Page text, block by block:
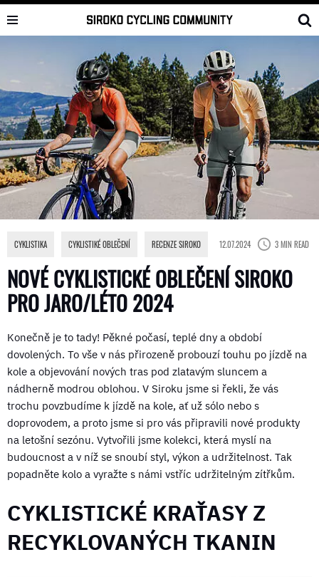
Skip
NOVÉ CYKLISTICKÉ OBLEČENÍ SIROKO
PRO JARO/LÉTO 2024
CYKLISTIKA CYKLISTIKÉ OBLEČENÍ RECENZE SIROKO 12.07.2024 3 MIN READ
Konečně je to tady! Pěkné počasí, teplé dny a období
dovolených. To vše v nás přirozeně probouzí touhu po jízdě na
kole a objevování nových tras pod zlatavým sluncem a
nádherně modrou oblohou. V Siroku jsme si řekli, že vás
trochu povzbudíme k jízdě na kole, ať už sólo nebo s
doprovodem, a proto jsme si pro vás připravili nové produkty
na letošní sezónu. Vytvořili jsme kolekci, která myslí na
budoucnost a v níž se snoubí styl, výkon a udržitelnost. Tak
popadněte kolo a vyražte s námi vstříc udržitelným zítřkům.
CYKLISTICKÉ KRAŤASY Z
RECYKLOVANÝCH TKANIN